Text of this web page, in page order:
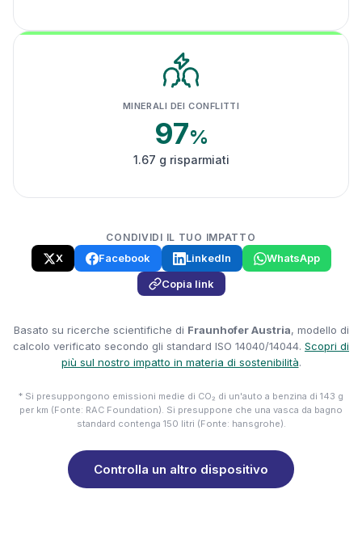
MINERALI DEI CONFLITTI
97%
1.67 g risparmiati
CONDIVIDI IL TUO IMPATTO
X Facebook LinkedIn
WhatsApp
Copia link
Basato su ricerche scientifiche di Fraunhofer Austria, modello di
calcolo verificato secondo gli standard ISO 14040/14044. Scopri di
più sul nostro impatto in materia di sostenibilità.
* Si presuppongono emissioni medie di CO₂ di un'auto a benzina di 143 g
per km (Fonte: RAC Foundation). Si presuppone che una vasca da bagno
standard contenga 150 litri (Fonte: hansgrohe).
Controlla un altro dispositivo